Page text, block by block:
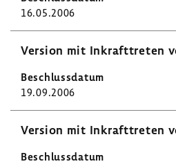
16.05.2006
Version mit Inkraft­treten
19.09.2006
Version mit Inkraft­treten